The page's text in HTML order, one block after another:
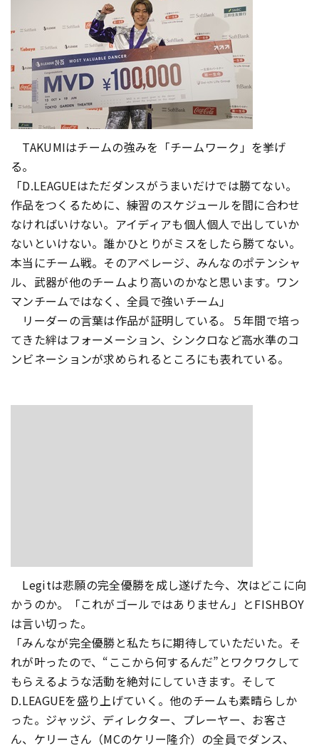
TAKUMIはチームの強みを「チームワーク」を挙げ
る。
「D.LEAGUEはただダンスがうまいだけでは勝てない。
作品をつくるために、練習のスケジュールを間に合わせ
なければいけない。アイディアも個人個人で出していか
ないといけない。誰かひとりがミスをしたら勝てない。
本当にチーム戦。そのアベレージ、みんなのポテンシャ
ル、武器が他のチームより高いのかなと思います。ワン
マンチームではなく、全員で強いチーム」
リーダーの言葉は作品が証明している。５年間で培っ
てきた絆はフォーメーション、シンクロなど高水準のコ
ンビネーションが求められるところにも表れている。
Legitは悲願の完全優勝を成し遂げた今、次はどこに向
かうのか。「これがゴールではありません」とFISHBOY
は言い切った。
「みんなが完全優勝と私たちに期待していただいた。そ
れが叶ったので、“ここから何するんだ”とワクワクして
もらえるような活動を絶対にしていきます。そして
D.LEAGUEを盛り上げていく。他のチームも素晴らしか
った。ジャッジ、ディレクター、プレーヤー、お客さ
ん、ケリーさん（MCのケリー隆介）の全員でダンス、